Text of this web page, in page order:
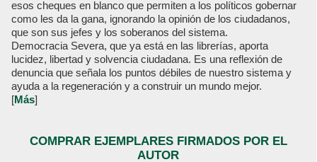
esos cheques en blanco que permiten a los políticos gobernar
como les da la gana, ignorando la opinión de los ciudadanos,
que son sus jefes y los soberanos del sistema.
Democracia Severa, que ya está en las librerías, aporta
lucidez, libertad y solvencia ciudadana. Es una reflexión de
denuncia que señala los puntos débiles de nuestro sistema y
ayuda a la regeneración y a construir un mundo mejor.
[Más]
COMPRAR EJEMPLARES FIRMADOS POR EL
AUTOR